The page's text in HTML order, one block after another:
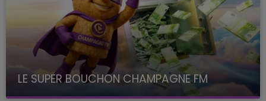
LE SUPER BOUCHON CHAMPAGNE FM
avec La Famille Champagne FM, à 8H10